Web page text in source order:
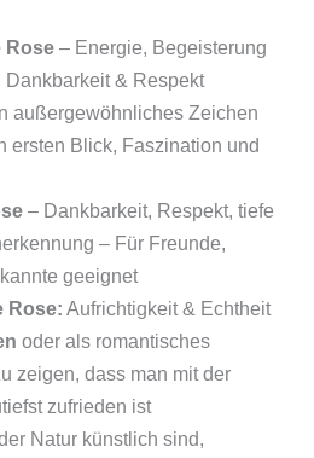
Rose– Energie, Begeisterung
& Respekt
außergewöhnliches Zeichen
ersten Blick, Faszination und
– Dankbarkeit, Respekt, tiefe
– Für Freunde,
geeignet
Rose: Aufrichtigkeit & Echtheit
oder als romantisches
zeigen, dass man mit der
zufrieden ist
Natur künstlich sind,